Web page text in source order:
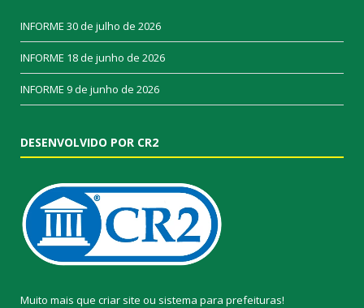
INFORME 30 de julho de 2026
INFORME 18 de junho de 2026
INFORME 9 de junho de 2026
DESENVOLVIDO POR CR2
Muito mais que criar site ou sistema para prefeituras!